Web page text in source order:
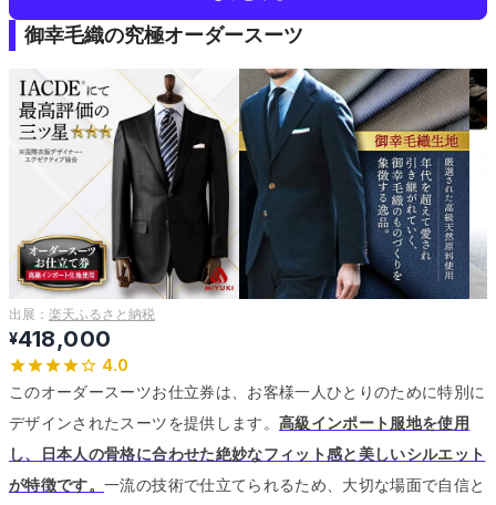
御幸毛織の究極オーダースーツ
出展： 楽天ふるさと納税
¥418,000
4.0
このオーダースーツお仕立券は、お客様一人ひとりのために特別に
デザインされたスーツを提供します。 高級インポート服地を使用
し、日本人の骨格に合わせた絶妙なフィット感と美しいシルエット
が特徴です。一流の技術で仕立てられるため、大切な場面で自信と